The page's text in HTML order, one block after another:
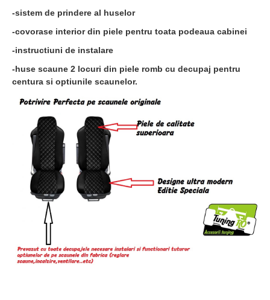
-sistem de prindere al huselor
-covorase interior din piele pentru toata podeaua cabinei
-instructiuni de instalare
-huse scaune 2 locuri din piele romb cu decupaj pentru
centura si optiunile scaunelor.